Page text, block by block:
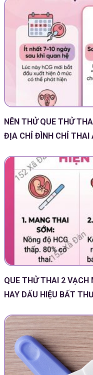
NÊN THỬ QUE THỬ
ĐỊA CHỈ ĐÌNH CHỈ THAI
QUE THỬ THAI 2 VẠCH
HAY DẤU HIỆU BẤT